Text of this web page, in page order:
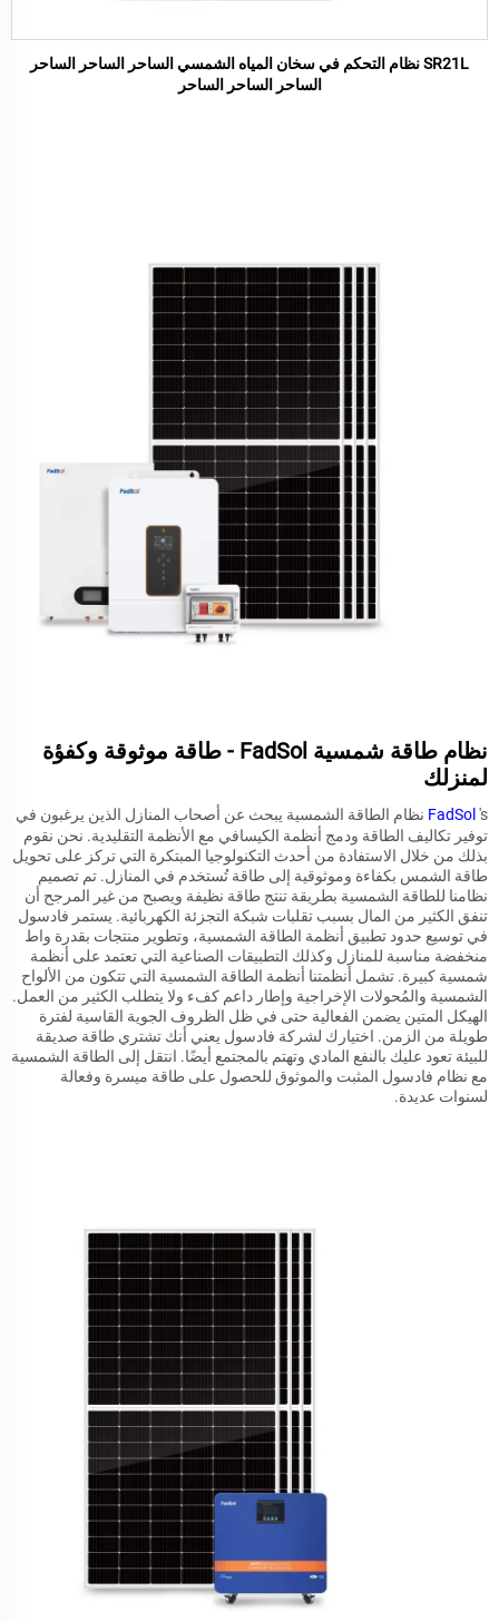
SR21L نظام التحكم في سخان المياه الشمسي الساحر الساحر الساحر
الساحر الساحر الساحر
نظام طاقة شمسية FadSol - طاقة موثوقة وكفؤة
لمنزلك
FadSol's نظام الطاقة الشمسية يبحث عن أصحاب المنازل الذين يرغبون في
توفير تكاليف الطاقة ودمج أنظمة الكيسافي مع الأنظمة التقليدية. نحن نقوم
بذلك من خلال الاستفادة من أحدث التكنولوجيا المبتكرة التي تركز على تحويل
طاقة الشمس بكفاءة وموثوقية إلى طاقة تُستخدم في المنازل. تم تصميم
نظامنا للطاقة الشمسية بطريقة تنتج طاقة نظيفة ويصبح من غير المرجح أن
تنفق الكثير من المال بسبب تقلبات شبكة التجزئة الكهربائية. يستمر فادسول
في توسيع حدود تطبيق أنظمة الطاقة الشمسية، وتطوير منتجات بقدرة واط
منخفضة مناسبة للمنازل وكذلك التطبيقات الصناعية التي تعتمد على أنظمة
شمسية كبيرة. تشمل أنظمتنا أنظمة الطاقة الشمسية التي تتكون من الألواح
الشمسية والمُحولات الإخراجية وإطار داعم كفء ولا يتطلب الكثير من العمل.
الهيكل المتين يضمن الفعالية حتى في ظل الظروف الجوية القاسية لفترة
طويلة من الزمن. اختيارك لشركة فادسول يعني أنك تشتري طاقة صديقة
للبيئة تعود عليك بالنفع المادي وتهتم بالمجتمع أيضًا. انتقل إلى الطاقة الشمسية
مع نظام فادسول المثبت والموثوق للحصول على طاقة ميسرة وفعالة
لسنوات عديدة.